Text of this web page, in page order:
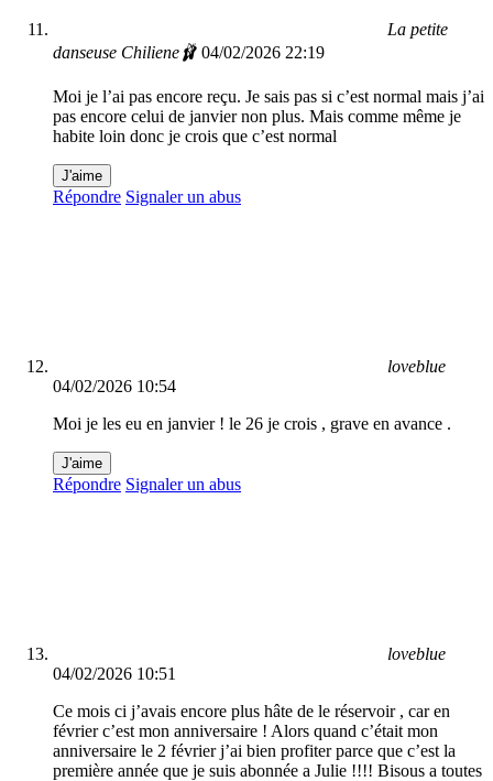
La petite
danseuse Chiliene🩰 04/02/2026 22:19
Moi je l’ai pas encore reçu. Je sais pas si c’est normal mais j’ai
pas encore celui de janvier non plus. Mais comme même je
habite loin donc je crois que c’est normal
J'aime
Répondre Signaler un abus
loveblue
04/02/2026 10:54
Moi je les eu en janvier ! le 26 je crois , grave en avance .
J'aime
Répondre Signaler un abus
loveblue
04/02/2026 10:51
Ce mois ci j’avais encore plus hâte de le réservoir , car en
février c’est mon anniversaire ! Alors quand c’était mon
anniversaire le 2 février j’ai bien profiter parce que c’est la
première année que je suis abonnée a Julie !!!! Bisous a toutes